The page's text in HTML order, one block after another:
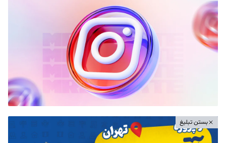
بستن تبلیغ